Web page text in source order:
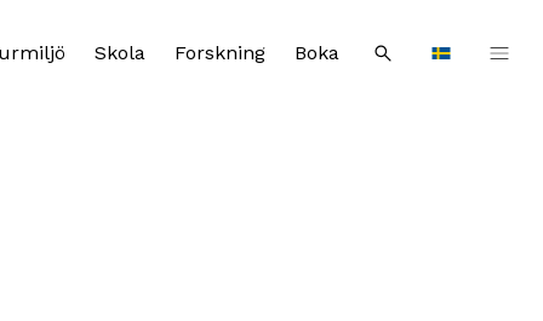
Languages
Skola Forskning Boka Sök